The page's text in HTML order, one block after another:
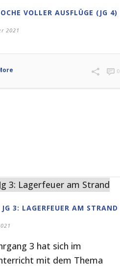
VOLLER AUSFLÜGE (JG 4)
2021
0
3: LAGERFEUER AM STRAND
3 hat sich im
mit dem Thema